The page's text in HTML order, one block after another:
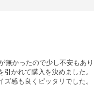
無かったので少し不安もあり
かれて購入を決めました。
感も良くピッタリでした。